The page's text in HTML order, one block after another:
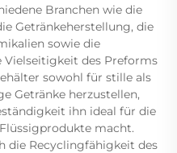
Branchen wie die
Getränkeherstellung, die
sowie die
des Preforms
sowohl für stille als
Getränke herzustellen,
ihn ideal für die
macht.
die Recyclingfähigkeit des